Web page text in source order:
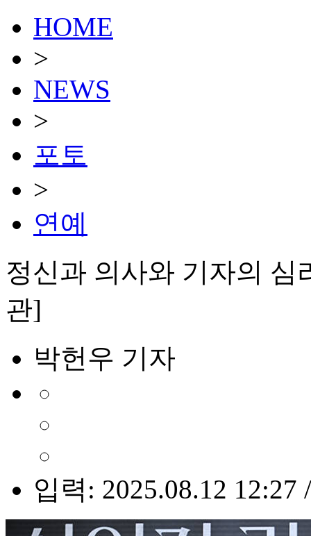
HOME
>
NEWS
>
포토
>
연예
정신과 의사와 기자의 심
관]
박헌우 기자
입력: 2025.08.12 12:27